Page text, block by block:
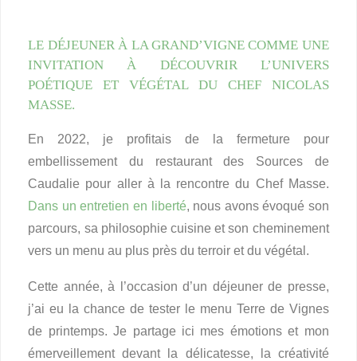
LE DÉJEUNER À LA GRAND’VIGNE COMME UNE
INVITATION À DÉCOUVRIR L’UNIVERS
POÉTIQUE ET VÉGÉTAL DU CHEF NICOLAS
MASSE.
En 2022, je profitais de la fermeture pour
embellissement du restaurant des Sources de
Caudalie pour aller à la rencontre du Chef Masse.
Dans un entretien en liberté, nous avons évoqué son
parcours, sa philosophie cuisine et son cheminement
vers un menu au plus près du terroir et du végétal.
Cette année, à l’occasion d’un déjeuner de presse,
j’ai eu la chance de tester le menu Terre de Vignes
de printemps. Je partage ici mes émotions et mon
émerveillement devant la délicatesse, la créativité